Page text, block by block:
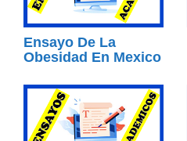
Ensayo De La
Obesidad En Mexico